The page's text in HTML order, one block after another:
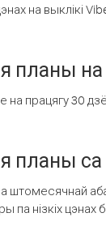
на выклікі
планы на
працягу 30
са
штомесячнай
па нізкіх